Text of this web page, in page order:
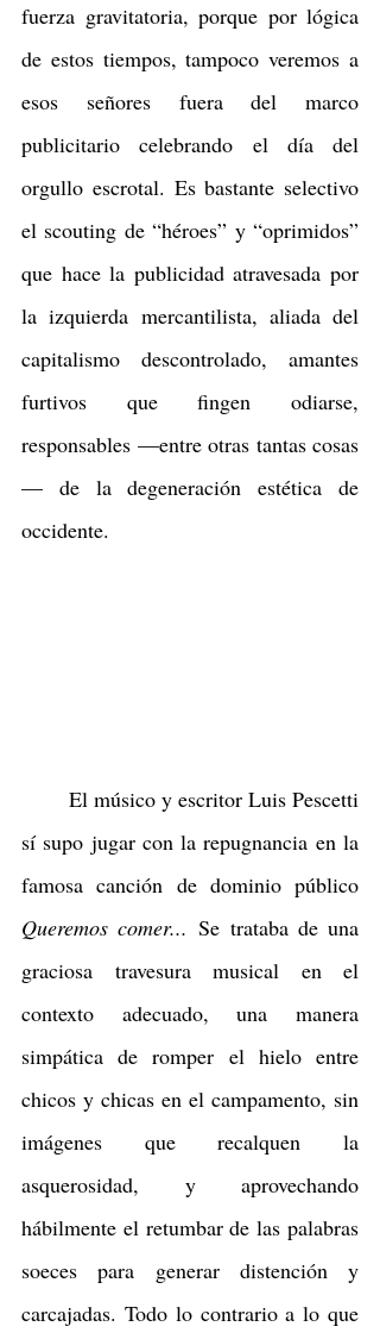
fuerza gravitatoria, porque por lógica
de estos tiempos, tampoco veremos a
esos señores fuera del marco
publicitario celebrando el día del
orgullo escrotal. Es bastante selectivo
el scouting de “héroes” y “oprimidos”
que hace la publicidad atravesada por
la izquierda mercantilista, aliada del
capitalismo descontrolado, amantes
furtivos que fingen odiarse,
responsables —entre otras tantas cosas
— de la degeneración estética de
occidente.
sí supo jugar con la repugnancia en la
Queremos comer... Se trataba de una
graciosa travesura musical en el
contexto adecuado, una manera
simpática de romper el hielo entre
chicos y chicas en el campamento, sin
imágenes que recalquen la
asquerosidad, y aprovechando
hábilmente el retumbar de las palabras
soeces para generar distención y
carcajadas. Todo lo contrario a lo que